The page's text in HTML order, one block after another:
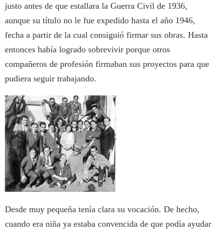
justo antes de que estallara la Guerra Civil de 1936,
aunque su título no le fue expedido hasta el año 1946,
fecha a partir de la cual consiguió firmar sus obras. Hasta
entonces había logrado sobrevivir porque otros
compañeros de profesión firmaban sus proyectos para que
pudiera seguir trabajando.
Desde muy pequeña tenía clara su vocación. De hecho,
cuando era niña ya estaba convencida de que podía ayudar